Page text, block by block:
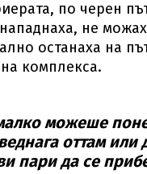
по черен
не
останаха на
комплекса.
можеше
оттам или
пари да се